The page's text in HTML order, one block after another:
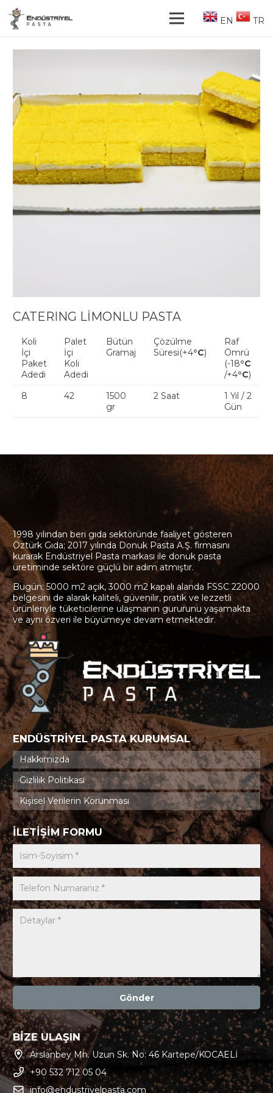
EN TR
CATERING LİMONLU PASTA
Koli
İçi
Paket
Adedi
Palet
İçi
Koli
Adedi
Bütün
Gramaj
Çözülme
Süresi(+4°C)
Raf
Ömrü
(-18°C
/+4°C)
8
42
1500
gr
2 Saat
1 Yıl / 2
Gün
1998 yılından beri gıda sektöründe faaliyet gösteren
Öztürk Gıda; 2017 yılında Donuk Pasta A.Ş. firmasını
kurarak Endüstriyel Pasta markası ile donuk pasta
üretiminde sektöre güçlü bir adım atmıştır.
Bugün; 5000 m2 açık, 3000 m2 kapalı alanda FSSC 22000
belgesini de alarak kaliteli, güvenilir, pratik ve lezzetli
ürünleriyle tüketicilerine ulaşmanın gururunu yaşamakta
ve aynı özveri ile büyümeye devam etmektedir.
ENDÜSTRİYEL PASTA KURUMSAL
Hakkımızda
Gizlilik Politikası
Kişisel Verilerin Korunması
İLETİŞİM FORMU
Gönder
BİZE ULAŞIN
Arslanbey Mh. Uzun Sk. No: 46 Kartepe/KOCAELİ
+90 532 712 05 04
info@endustriyelpasta.com